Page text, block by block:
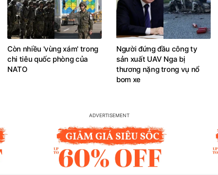
Còn nhiều 'vùng xám' trong
chi tiêu quốc phòng của
NATO
Người đứng đầu công ty
sản xuất UAV Nga bị
thương nặng trong vụ nổ
bom xe